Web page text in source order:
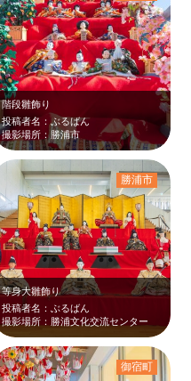
階段雛飾り
投稿者名：ぶるばん
撮影場所：勝浦市
等身大雛飾り
投稿者名：ぶるばん
撮影場所：勝浦文化交流センター
勝浦市
御宿町